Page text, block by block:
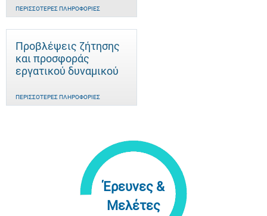
ΠΕΡΙΣΣΌΤΕΡΕΣ ΠΛΗΡΟΦΟΡΊΕΣ
Προβλέψεις ζήτησης
και προσφοράς
εργατικού δυναμικού
ΠΕΡΙΣΣΌΤΕΡΕΣ ΠΛΗΡΟΦΟΡΊΕΣ
Έρευνες &
Μελέτες